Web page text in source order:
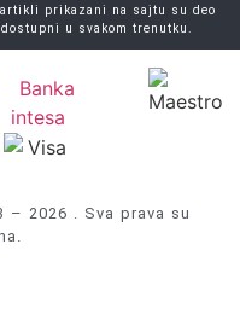
prikazani na sajtu su deo
u svakom trenutku.
– 2026 . Sva prava su